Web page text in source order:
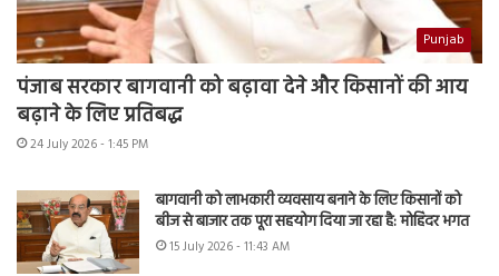
Punjab
पंजाब सरकार बागवानी को बढ़ावा देने और किसानों की आय
बढ़ाने के लिए प्रतिबद्ध
24 July 2026 - 1:45 PM
बागवानी को लाभकारी व्यवसाय बनाने के लिए किसानों को
बीज से बाजार तक पूरा सहयोग दिया जा रहा है: मोहिंदर भगत
15 July 2026 - 11:43 AM